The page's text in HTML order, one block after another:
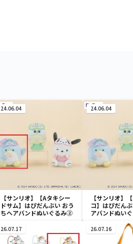
24.06.04
【サンリオ】【Aタキシー
ドサム】はぴだんぶい おう
ちヘアバンドぬいぐるみ②
24.06.04
【サンリオ】
コ】はぴだん
アバンドぬい
26.07.17 26.07.16